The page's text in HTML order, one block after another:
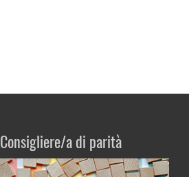
Consigliere/a di parità